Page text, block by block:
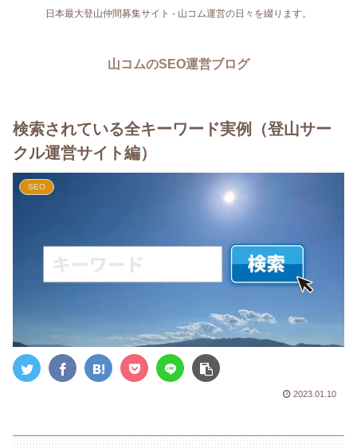
日本最大登山仲間募集サイト - 山コム運営の日々を綴ります。
山コムのSEO運営ブログ
検索されている全キーワード実例（登山サー
クル運営サイト編）
SEO
2023.01.10